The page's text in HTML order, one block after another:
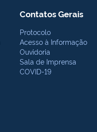
Contatos Gerais
Protocolo
Acesso à Informação
Ouvidoria
Sala de Imprensa
COVID-19